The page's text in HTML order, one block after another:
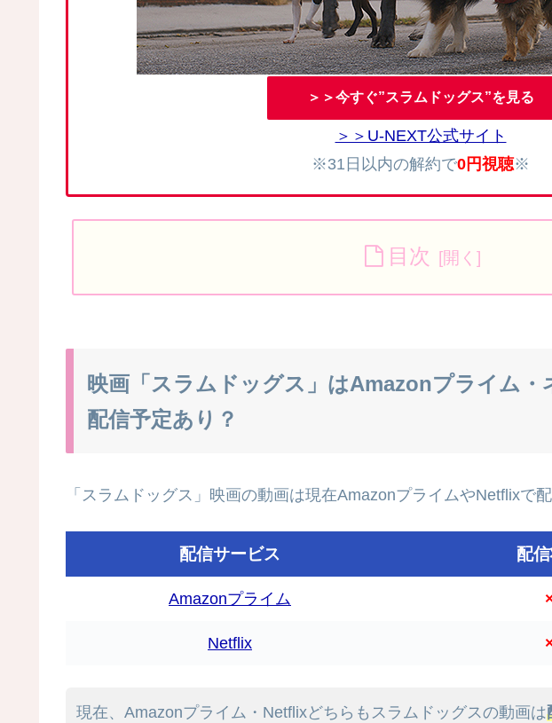
＞＞今すぐ”スラムドッグス”を見る
＞＞U-NEXT公式サイト
※31日以内の解約で0円視聴※
目次
映画「スラムドッグス」はAmazonプライム
配信予定あり？
「スラムドッグス」映画の動画は現在AmazonプライムやNetflixで
配信サービス 配
Amazonプライム
Netflix
現在、Amazonプライム・Netflixどちらもスラムドッグスの動画は